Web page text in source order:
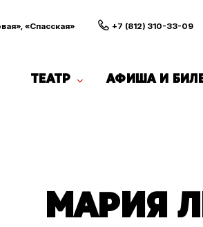
«Спасская» +7 (812) 310-33-09
ТЕАТР АФИША И
МАРИЯ